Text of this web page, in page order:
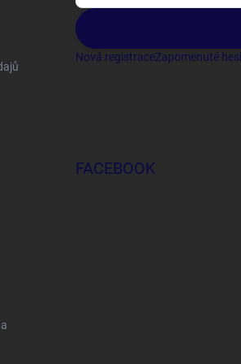
Nová registraceZapomenuté
FACEBOOK